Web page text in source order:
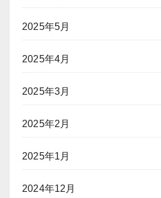
2025年5月
2025年4月
2025年3月
2025年2月
2025年1月
2024年12月